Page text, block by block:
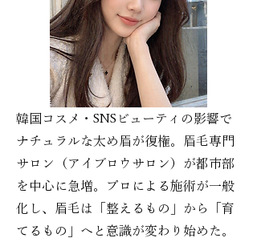
韓国コスメ・SNSビューティの影響で
ナチュラルな太め眉が復権。眉毛専門
サロン（アイブロウサロン）が都市部
を中心に急増。プロによる施術が一般
化し、眉毛は「整えるもの」から「育
てるもの」へと意識が変わり始めた。